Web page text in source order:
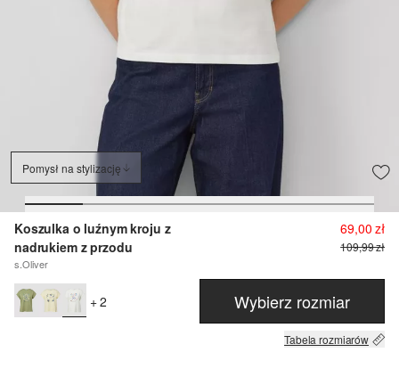
Pomysł na stylizację
Koszulka o luźnym kroju z
nadrukiem z przodu
s.Oliver
69,00 zł
109,99 zł
+ 2 Wybierz rozmiar
Tabela rozmiarów